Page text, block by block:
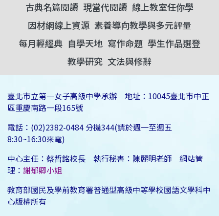
古典名篇閱讀 現當代閱讀 線上教室任你學
因材網線上資源 素養導向教學與多元評量
每月輕經典 自學天地 寫作命題 學生作品選登
教學研究 文法與修辭
臺北市立第一女子高級中學承辦 地址：10045臺北市中正
區重慶南路一段165號
電話：(02)2382-0484 分機344(請於週一至週五
8:30~16:30來電)
中心主任：蔡哲銘校長 執行秘書：陳麗明老師 網站管
理： 謝郁卿小姐
教育部國民及學前教育署普通型高級中等學校國語文學科中
心版權所有